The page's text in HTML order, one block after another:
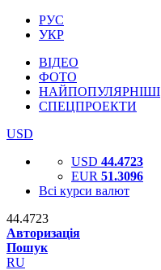
РУС
УКР
ВІДЕО
ФОТО
НАЙПОПУЛЯРНІШІ
СПЕЦПРОЕКТИ
USD
USD 44.4723
EUR 51.3096
Всі курси валют
44.4723
Авторизація
Пошук
RU